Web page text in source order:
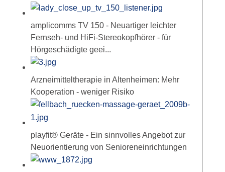
amplicomms TV 150 - Neuartiger leichter
Fernseh- und HiFi-Stereokopfhörer - für
Hörgeschädigte geei...
Arzneimitteltherapie in Altenheimen: Mehr
Kooperation - weniger Risiko
playfit® Geräte - Ein sinnvolles Angebot zur
Neuorientierung von Senioreneinrichtungen